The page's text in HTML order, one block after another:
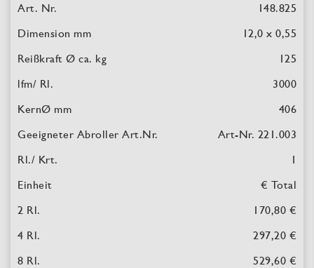
148.825
12,0 x 0,55
125
3000
406
Art-Nr. 221.003
1
€ Total
170,80 €
297,20 €
529,60 €